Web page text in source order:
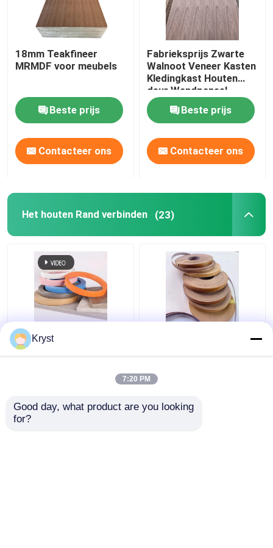
18mm Teakfineer
MRMDF voor meubels
Beste prijs
Contacteer ons
Fabrieksprijs Zwarte
Walnoot Veneer Kasten
Kledingkast Houten
deur Wandpaneel
Decoratief paneel
Beste prijs
Contacteer ons
Het houten Rand verbinden (23)
0.6 mm 1 mm
Houtgraan PVC Wit
Multiscene hardhouten
voor geautomatiseerde
productie
Kryst
7:20 PM
Good day, what product are you looking
for?